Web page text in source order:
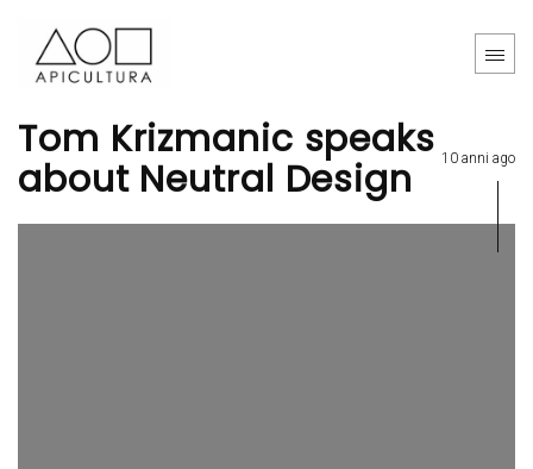
Tom Krizmanic speaks
about Neutral Design
10 anni ago